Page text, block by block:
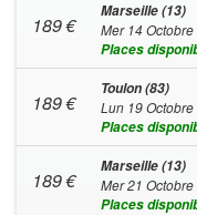
189€
Marseille (13)
Mer 14
Places
189€
Toulon (83)
Lun 19
Places
189€
Marseille (13)
Mer 21
Places